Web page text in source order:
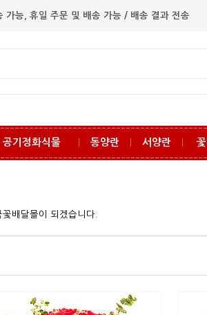
능, 휴일 주문 및 배송 가능 / 배송 결과 전송
공기정화식물 동양란 서양란
배달몰이 되겠습니다.